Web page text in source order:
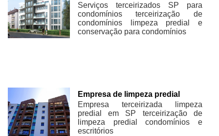
Serviços terceirizados SP para
condomínios terceirização de
condomínios limpeza predial e
conservação para condomínios
Empresa de limpeza predial
Empresa terceirizada limpeza
predial em SP terceirização de
limpeza predial condomínios e
escritórios